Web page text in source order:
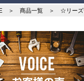
＞ 商品一覧 ＞ ☆リーズナ